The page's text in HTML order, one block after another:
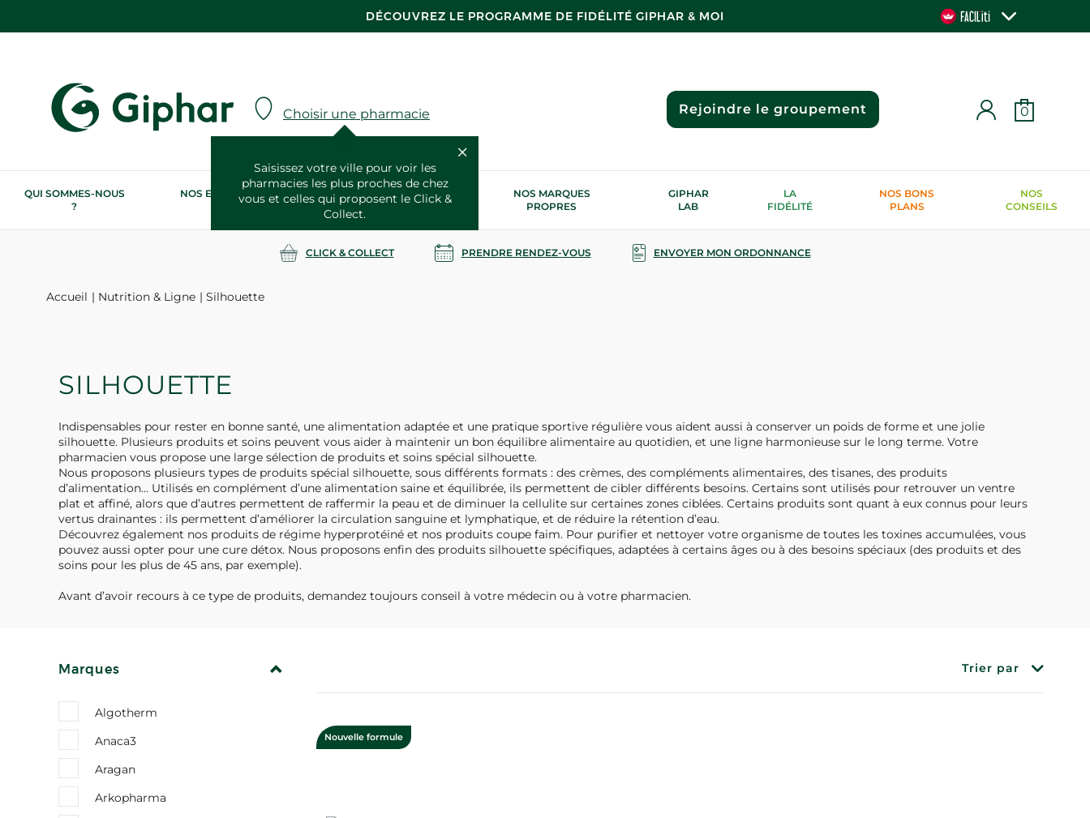
DÉCOUVREZ LE PROGRAMME DE FIDÉLITÉ GIPHAR & MOI
Choisir une pharmacie
Saisissez votre ville pour voir les
pharmacies les plus proches de chez
vous et celles qui proposent le Click &
Collect.
Rejoindre le groupement 0
QUI SOMMES-NOUS
?
NOS ENGAGEMENTS
RSE
NOS SERVICES
SANTÉ
NOS MARQUES
PROPRES
GIPHAR
LAB
LA
FIDÉLITÉ
NOS BONS
PLANS
NOS
CONSEILS
CLICK & COLLECT PRENDRE RENDEZ-VOUS ENVOYER MON ORDONNANCE
Accueil Nutrition & Ligne Silhouette
SILHOUETTE
Indispensables pour rester en bonne santé, une alimentation adaptée et une pratique sportive régulière vous aident aussi à conserver un poids de forme et une jolie
silhouette. Plusieurs produits et soins peuvent vous aider à maintenir un bon équilibre alimentaire au quotidien, et une ligne harmonieuse sur le long terme. Votre
pharmacien vous propose une large sélection de produits et soins spécial silhouette.
Nous proposons plusieurs types de produits spécial silhouette, sous différents formats : des crèmes, des compléments alimentaires, des tisanes, des produits
d’alimentation… Utilisés en complément d’une alimentation saine et équilibrée, ils permettent de cibler différents besoins. Certains sont utilisés pour retrouver un ventre
plat et affiné, alors que d’autres permettent de raffermir la peau et de diminuer la cellulite sur certaines zones ciblées. Certains produits sont quant à eux connus pour leurs
vertus drainantes : ils permettent d’améliorer la circulation sanguine et lymphatique, et de réduire la rétention d’eau.
Découvrez également nos produits de régime hyperprotéiné et nos produits coupe faim. Pour purifier et nettoyer votre organisme de toutes les toxines accumulées, vous
pouvez aussi opter pour une cure détox. Nous proposons enfin des produits silhouette spécifiques, adaptées à certains âges ou à des besoins spéciaux (des produits et des
soins pour les plus de 45 ans, par exemple).
Avant d’avoir recours à ce type de produits, demandez toujours conseil à votre médecin ou à votre pharmacien.
Marques REPLIER
Algotherm
Anaca3
Aragan
Arkopharma
Trier par
Nouvelle formule